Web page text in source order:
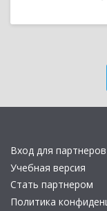
Вход для
Учебная версия
Стать партнером
Политика